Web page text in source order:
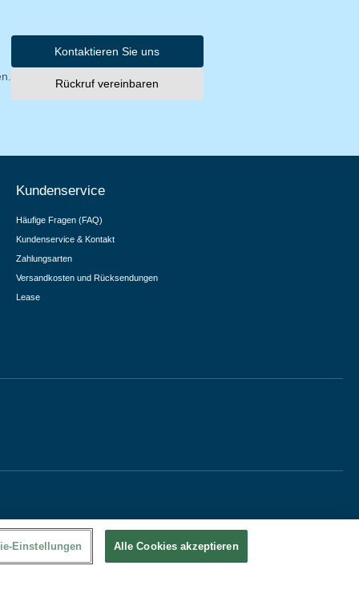
Kontaktieren Sie uns
Rückruf vereinbaren
Kundenservice
Häufige Fragen (FAQ)
Kundenservice & Kontakt
Zahlungsarten
Versandkosten und Rücksendungen
Lease
Einstellungen Alle Cookies akzeptieren